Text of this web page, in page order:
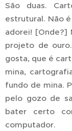
São duas.
estrutural. Não
adorei! [Onde?]
projeto de
gosta, que é
mina,
fundo de mina.
pelo gozo de
bater certo
computador.